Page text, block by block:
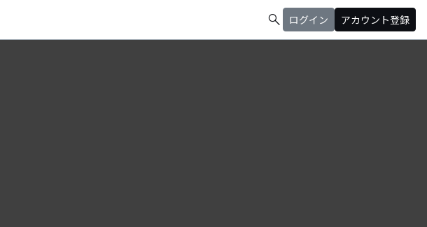
search ログイン アカウント登録